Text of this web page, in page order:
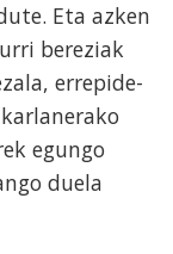
Eta azken
bereziak
errepide-
egungo
duela